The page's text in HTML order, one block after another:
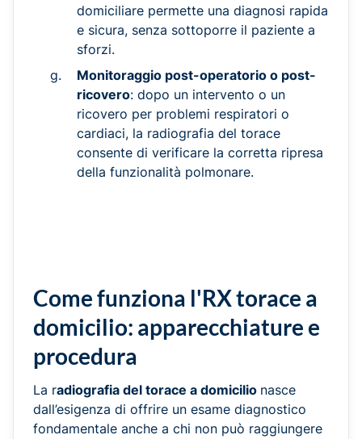
domiciliare permette una diagnosi rapida
e sicura, senza sottoporre il paziente a
sforzi.
Monitoraggio post-operatorio o post-
ricovero: dopo un intervento o un
ricovero per problemi respiratori o
cardiaci, la radiografia del torace
consente di verificare la corretta ripresa
della funzionalità polmonare.
Come funziona l'RX torace a
domicilio: apparecchiature e
procedura
La radiografia del torace a domicilio nasce
dall’esigenza di offrire un esame diagnostico
fondamentale anche a chi non può raggiungere